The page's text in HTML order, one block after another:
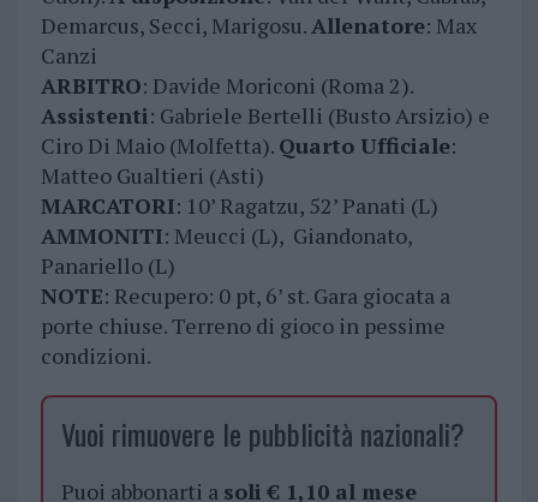
Demarcus, Secci, Marigosu.Allenatore: Max
Canzi
ARBITRO: Davide Moriconi (Roma 2).
Assistenti: Gabriele Bertelli (Busto Arsizio) e
Ciro Di Maio (Molfetta). Quarto Ufficiale:
Matteo Gualtieri (Asti)
MARCATORI: 10’ Ragatzu, 52’ Panati (L)
AMMONITI: Meucci (L), Giandonato,
Panariello (L)
NOTE: Recupero: 0 pt, 6’ st. Gara giocata a
porte chiuse. Terreno di gioco in pessime
condizioni.
Vuoi rimuovere le pubblicità nazionali?
Puoi abbonarti a soli € 1,10 al mese